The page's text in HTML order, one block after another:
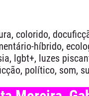
colorido,
híbrido,
lgbt+, luzes
político, som,